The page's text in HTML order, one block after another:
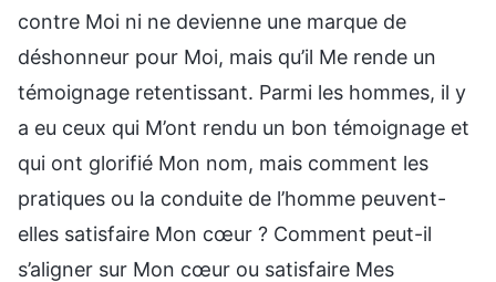
contre Moi ni ne devienne une marque de
déshonneur pour Moi, mais qu’il Me rende un
témoignage retentissant. Parmi les hommes, il y
a eu ceux qui M’ont rendu un bon témoignage et
qui ont glorifié Mon nom, mais comment les
pratiques ou la conduite de l’homme peuvent-
elles satisfaire Mon cœur ? Comment peut-il
s’aligner sur Mon cœur ou satisfaire Mes